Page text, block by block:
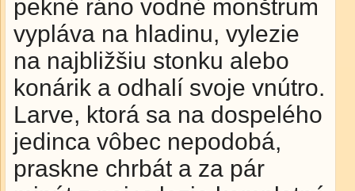
pekné ráno vodné monštrum
vypláva na hladinu, vylezie
na najbližšiu stonku alebo
konárik a odhalí svoje vnútro.
Larve, ktorá sa na dospelého
jedinca vôbec nepodobá,
praskne chrbát a za pár